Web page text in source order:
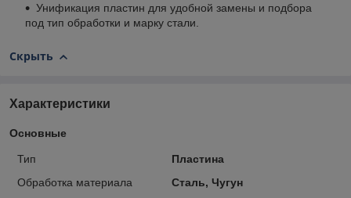
Унификация пластин для удобной замены и подбора
под тип обработки и марку стали.
Скрыть
Характеристики
Основные
Тип
Пластина
Обработка материала
Сталь, Чугун